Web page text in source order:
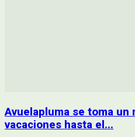
Avuelapluma se toma un
vacaciones hasta el...